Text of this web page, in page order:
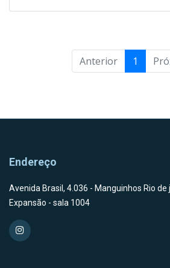
Anterior 1
Endereço
Avenida Brasil, 4.036 - Manguinhos Rio de
Expansão - sala 1004